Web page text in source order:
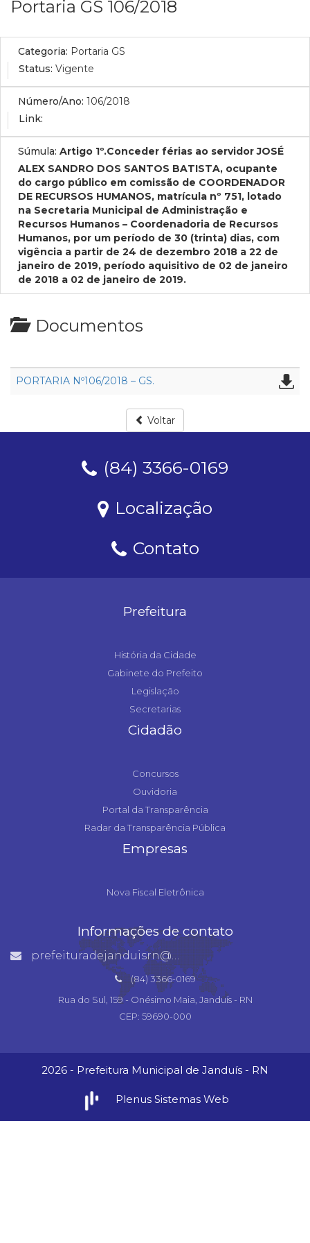
Portaria GS 106/2018
Categoria: Portaria GS
Status: Vigente
Número/Ano: 106/2018
Link:
Súmula: Artigo 1º.Conceder férias ao servidor JOSÉ
ALEX SANDRO DOS SANTOS BATISTA, ocupante
do cargo público em comissão de COORDENADOR
DE RECURSOS HUMANOS, matrícula nº 751, lotado
na Secretaria Municipal de Administração e
Recursos Humanos – Coordenadoria de Recursos
Humanos, por um período de 30 (trinta) dias, com
vigência a partir de 24 de dezembro 2018 a 22 de
janeiro de 2019, período aquisitivo de 02 de janeiro
de 2018 a 02 de janeiro de 2019.
Documentos
PORTARIA Nº106/2018 – GS.
Voltar
(84) 3366-0169
Localização
Contato
Prefeitura
História da Cidade
Gabinete do Prefeito
Legislação
Secretarias
Cidadão
Concursos
Ouvidoria
Portal da Transparência
Radar da Transparência Pública
Empresas
Nova Fiscal Eletrônica
Informações de contato
prefeituradejanduisrn@gmail.com
(84) 3366-0169
Rua do Sul, 159 - Onésimo Maia, Janduís - RN
CEP: 59690-000
2026 - Prefeitura Municipal de Janduís - RN
Plenus Sistemas Web